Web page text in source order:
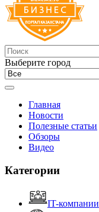
Выберите город
Главная
Новости
Полезные статьи
Обзоры
Видео
Категории
IT-компании